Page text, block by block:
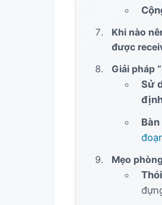
Khi nào
được
Giải pháp
Sử
Mẹo